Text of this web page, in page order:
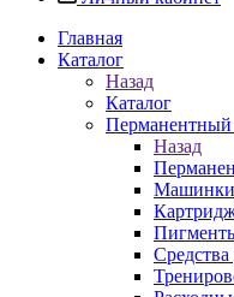
Главная
Каталог
Назад
Каталог
Назад
Машинки
Средства